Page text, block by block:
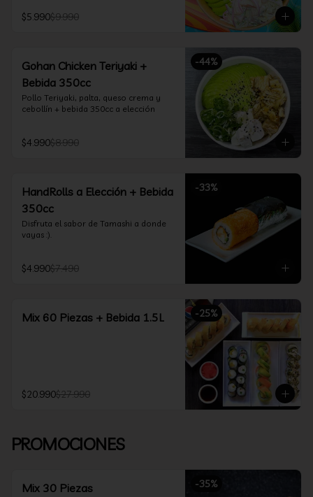
$5.990$9.990
-44%
Gohan Chicken Teriyaki +
Bebida 350cc
Pollo Teriyaki, palta, queso crema y
cebollín + bebida 350cc a elección
$4.990$8.990
-33%
HandRolls a Elección + Bebida
350cc
Disfruta el sabor de Tamashi a donde
vayas :).
$4.990$7.490
-25%
Mix 60 Piezas + Bebida 1.5L
$20.990$27.990
PROMOCIONES
-35%
Mix 30 Piezas